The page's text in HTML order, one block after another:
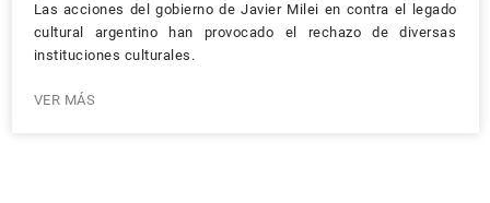
Las acciones del gobierno de Javier Milei en contra el legado
cultural argentino han provocado el rechazo de diversas
instituciones culturales.
VER MÁS